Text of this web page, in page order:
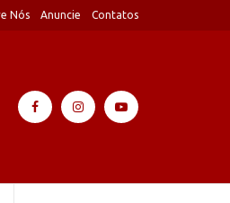
Nós Anuncie Contatos